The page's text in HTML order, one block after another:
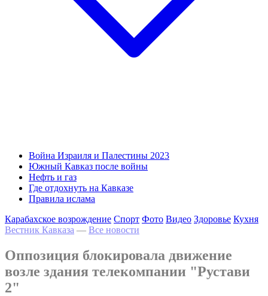
Война Израиля и Палестины 2023
Южный Кавказ после войны
Нефть и газ
Где отдохнуть на Кавказе
Правила ислама
Карабахское возрождение Спорт Фото Видео Здоровье Кухня
Вестник Кавказа — Все новости
Оппозиция блокировала движение
возле здания телекомпании "Рустави
2"